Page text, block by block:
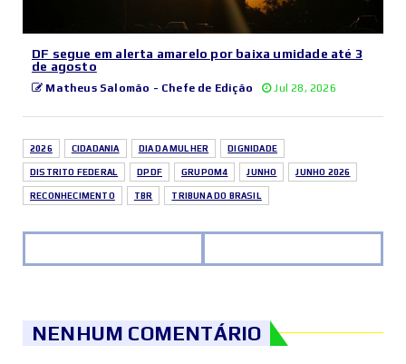
DF segue em alerta amarelo por baixa umidade até 3
de agosto
Matheus Salomão - Chefe de Edição Jul 28, 2026
2026 CIDADANIA DIA DA MULHER DIGNIDADE
DISTRITO FEDERAL DPDF GRUPOM4 JUNHO JUNHO 2026
RECONHECIMENTO TBR TRIBUNA DO BRASIL
NENHUM COMENTÁRIO